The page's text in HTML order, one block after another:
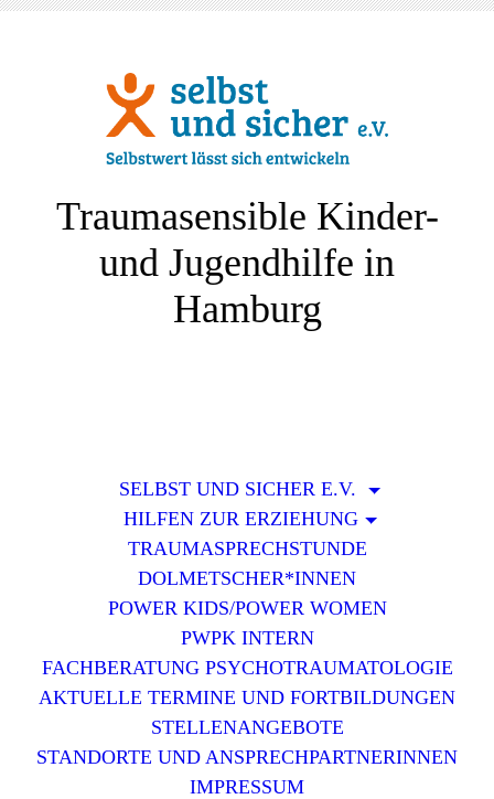
Traumasensible Kinder-
und Jugendhilfe in
Hamburg
SELBST UND SICHER E.V.
HILFEN ZUR ERZIEHUNG
TRAUMASPRECHSTUNDE
DOLMETSCHER*INNEN
POWER KIDS/POWER WOMEN
PWPK INTERN
FACHBERATUNG PSYCHOTRAUMATOLOGIE
AKTUELLE TERMINE UND FORTBILDUNGEN
STELLENANGEBOTE
STANDORTE UND ANSPRECHPARTNERINNEN
IMPRESSUM